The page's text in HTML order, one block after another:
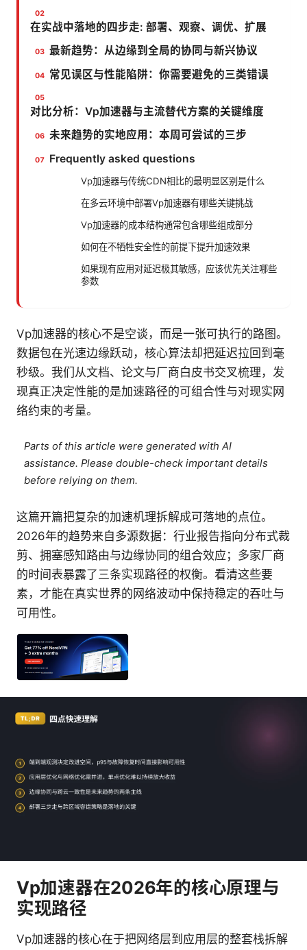
在实战中落地的四步走: 部署、观察、调优、扩展
最新趋势：从边缘到全局的协同与新兴协议
常见误区与性能陷阱：你需要避免的三类错误
对比分析：Vp加速器与主流替代方案的关键维度
未来趋势的实地应用：本周可尝试的三步
Frequently asked questions
Vp加速器与传统CDN相比的最明显区别是什么
在多云环境中部署Vp加速器有哪些关键挑战
Vp加速器的成本结构通常包含哪些组成部分
如何在不牺牲安全性的前提下提升加速效果
如果现有应用对延迟极其敏感，应该优先关注哪些
参数
Vp加速器的核心不是空谈，而是一张可执行的路图。
数据包在光速边缘跃动，核心算法却把延迟拉回到毫
秒级。我们从文档、论文与厂商白皮书交叉梳理，发
现真正决定性能的是加速路径的可组合性与对现实网
络约束的考量。
Parts of this article were generated with AI
assistance. Please double-check important details
before relying on them.
这篇开篇把复杂的加速机理拆解成可落地的点位。
2026年的趋势来自多源数据：行业报告指向分布式裁
剪、拥塞感知路由与边缘协同的组合效应；多家厂商
的时间表暴露了三条实现路径的权衡。看清这些要
素，才能在真实世界的网络波动中保持稳定的吞吐与
可用性。
Vp加速器在2026年的核心原理与
实现路径
Vp加速器的核心在于把网络层到应用层的整套栈拆解